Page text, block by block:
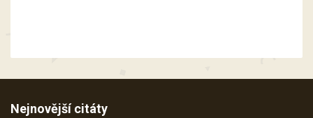
Nejnovější citáty